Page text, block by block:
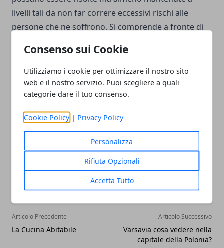
Consenso sui Cookie
Utilizziamo i cookie per ottimizzare il nostro sito
web e il nostro servizio. Puoi scegliere a quali
categorie dare il tuo consenso.
Cookie Policy | Privacy Policy
Personalizza
Rifiuta Opzionali
Accetta Tutto
livelli tali da non far correre eccessivi rischi alle
persone che ne soffrono. Si comprende a fronte di
una patologia che interessa soprattutto le persone
in età più avanzata laddove i meccanismi di controllo
della deglutizione è meno efficiente che nelle
persone più giovani.
Whatsapp
Articolo Precedente
La Cucina Abitabile
Articolo Successivo
Varsavia cosa vedere nella
capitale della Polonia?